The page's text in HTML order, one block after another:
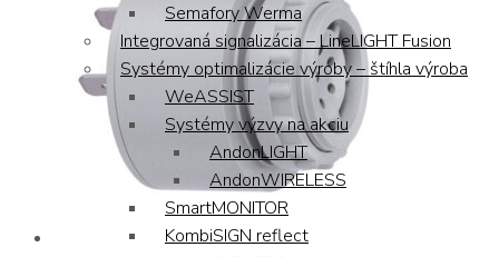
Semafory Werma
Integrovaná signalizácia – LineLIGHT Fusion
Systémy optimalizácie výroby – štíhla výroba
WeASSIST
Systémy výzvy na akciu
AndonLIGHT
AndonWIRELESS
SmartMONITOR
KombiSIGN reflect